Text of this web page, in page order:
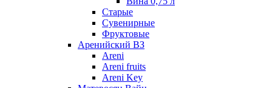
Старые
Сувенирные
Фруктовые
Аренийский ВЗ
Areni
Areni fruits
Areni Key